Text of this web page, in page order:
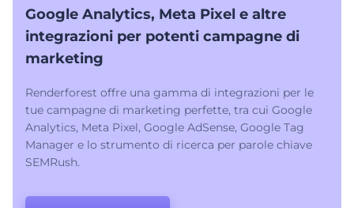
Google Analytics, Meta Pixel e altre
integrazioni per potenti campagne di
marketing
Renderforest offre una gamma di integrazioni per le
tue campagne di marketing perfette, tra cui Google
Analytics, Meta Pixel, Google AdSense, Google Tag
Manager e lo strumento di ricerca per parole chiave
SEMRush.